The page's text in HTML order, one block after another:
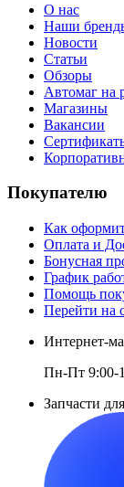
О нас
Наши
Новости
Статьи
Обзоры
Автомаг на
Магазины
Вакансии
Покупателю
Как
Оплата и
Бонусная
График
Помощь
Перейти на
Интернет-
Пн-Пт 9:00-
Запчасти